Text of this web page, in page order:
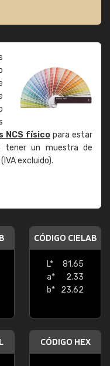
NCS físicopara estar
tener un muestra de
(IVA excluido).
CÓDIGO CIELAB
L*
81.65
a*
2.33
b*
23.62
CÓDIGO HEX